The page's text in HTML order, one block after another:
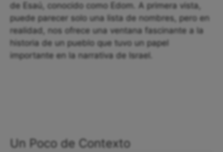
de Esaú, conocido como Edom. A primera vista,
puede parecer solo una lista de nombres, pero en
realidad, nos ofrece una ventana fascinante a la
historia de un pueblo que tuvo un papel
importante en la narrativa de Israel.
Un Poco de Contexto